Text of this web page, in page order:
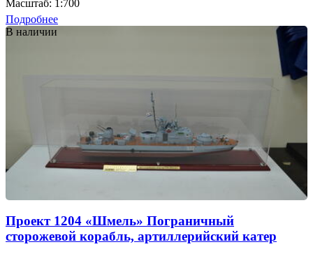
Масштаб: 1:700
Подробнее
В наличии
Проект 1204 «Шмель» Пограничный
сторожевой корабль, артиллерийский катер